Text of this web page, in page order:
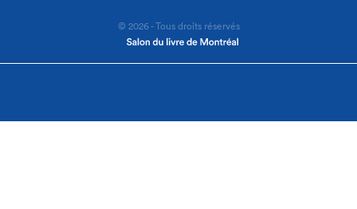
© 2026 - Tous droits réservés